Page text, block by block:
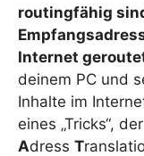
routingfähig
Internet
deinem PC und
Inhalte im
eines „Tricks“,
Adress T